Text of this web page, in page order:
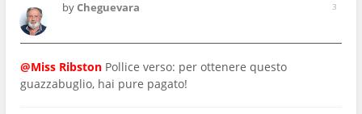
3
byCheguevara
@Miss Ribston Pollice verso: per ottenere questo
guazzabuglio, hai pure pagato!